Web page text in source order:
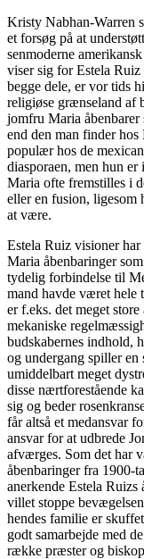
Kristy Nabhan-Warren
et forsøg på at
senmoderne
viser sig for Estela
begge dele, er vor tids
religiøse grænseland af
jomfru Maria åbenbarer
end den man finder
populær hos de
diasporaen, men hun
Maria ofte fremstilles i
eller en fusion, ligesom
at være.
Estela Ruiz visioner
Maria åbenbaringer
tydelig forbindelse til
mand havde været hele
er f.eks. det meget
mekaniske
budskabernes indhold,
og undergang spiller en
umiddelbart meget
disse nærtforestående
sig og beder
får altså et medansvar
ansvar for at udbrede
afværges. Som det har
åbenbaringer fra 1900-
anerkende Estela
villet stoppe
hendes familie er
godt samarbejde med
række præster og